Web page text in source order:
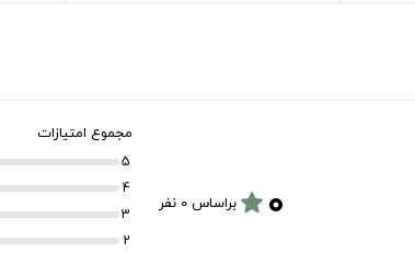
۰ starبراساس 0 نفر
مجموع امتیازات
5
4
3
2